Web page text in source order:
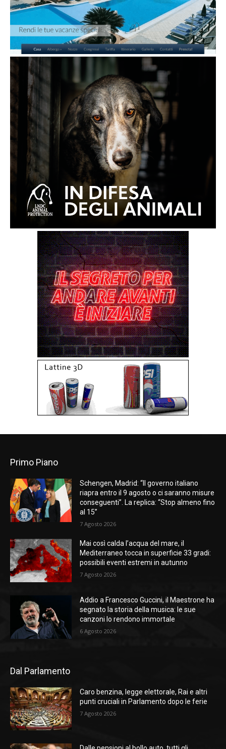
Primo Piano
Schengen, Madrid: “Il governo italiano
riapra entro il 9 agosto o ci saranno misure
conseguenti”. La replica: “Stop almeno fino
al 15”
7 Agosto 2026
Mai così calda l’acqua del mare, il
Mediterraneo tocca in superficie 33 gradi:
possibili eventi estremi in autunno
7 Agosto 2026
Addio a Francesco Guccini, il Maestrone ha
segnato la storia della musica: le sue
canzoni lo rendono immortale
6 Agosto 2026
Dal Parlamento
Caro benzina, legge elettorale, Rai e altri
punti cruciali in Parlamento dopo le ferie
7 Agosto 2026